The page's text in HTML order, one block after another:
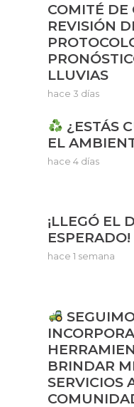
COMITÉ DE
REVISIÓN
LLUVIAS
hace 3 días
¿ESTÁS
EL
hace 4 días
¡LLEGÓ EL
ESPERADO!
hace 1 semana
BRINDAR
SERVICIOS